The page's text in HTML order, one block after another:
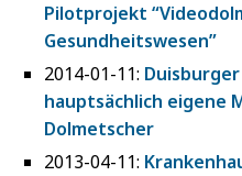
Pilotprojekt
Gesundheitswesen”
2014-01-11:
hauptsächlich eigene
Dolmetscher
2013-04-11: